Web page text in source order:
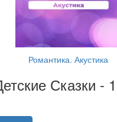
Романтика. Акустика
Сказки -